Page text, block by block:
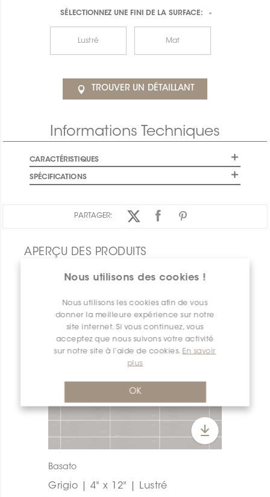
Nous utilisons des cookies !
Nous utilisons les cookies afin de vous
donner la meilleure expérience sur notre
site internet. Si vous continuez, vous
acceptez que nous suivons votre activité
sur notre site à l’aide de cookies. En savoir
plus
OK
SÉLECTIONNEZ UNE FINI DE LA SURFACE: *
Lustré Mat
TROUVER UN DÉTAILLANT
Informations Techniques
CARACTÉRISTIQUES
SPÉCIFICATIONS
PARTAGER:
APERÇU DES PRODUITS
Basato
Grigio | 4" x 12" | Lustré